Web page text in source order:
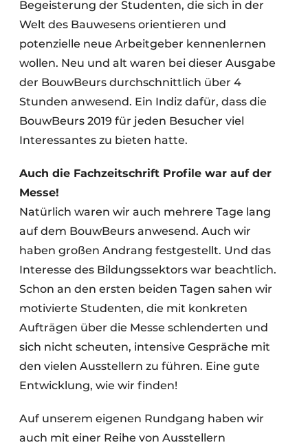
Begeisterung der Studenten, die sich in der
Welt des Bauwesens orientieren und
potenzielle neue Arbeitgeber kennenlernen
wollen. Neu und alt waren bei dieser Ausgabe
der BouwBeurs durchschnittlich über 4
Stunden anwesend. Ein Indiz dafür, dass die
BouwBeurs 2019 für jeden Besucher viel
Interessantes zu bieten hatte.
Auch die Fachzeitschrift Profile war auf der
Messe!
Natürlich waren wir auch mehrere Tage lang
auf dem BouwBeurs anwesend. Auch wir
haben großen Andrang festgestellt. Und das
Interesse des Bildungssektors war beachtlich.
Schon an den ersten beiden Tagen sahen wir
motivierte Studenten, die mit konkreten
Aufträgen über die Messe schlenderten und
sich nicht scheuten, intensive Gespräche mit
den vielen Ausstellern zu führen. Eine gute
Entwicklung, wie wir finden!
Auf unserem eigenen Rundgang haben wir
auch mit einer Reihe von Ausstellern